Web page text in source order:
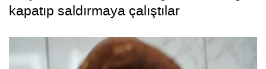
kapatıp saldırmaya çalıştılar